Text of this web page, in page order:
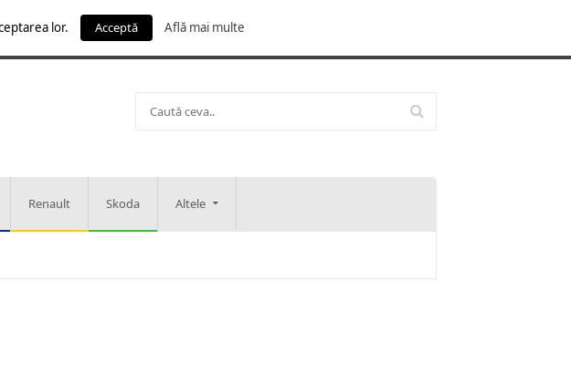
Renault Skoda Altele
lor. Acceptă Află mai multe